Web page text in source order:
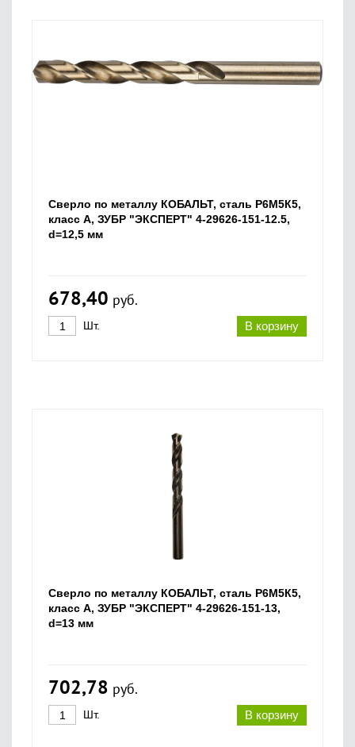
Сверло по металлу КОБАЛЬТ, сталь Р6М5К5,
класс А, ЗУБР "ЭКСПЕРТ" 4-29626-151-12.5,
d=12,5 мм
678,40 руб.
В корзину
Шт.
Сверло по металлу КОБАЛЬТ, сталь Р6М5К5,
класс А, ЗУБР "ЭКСПЕРТ" 4-29626-151-13,
d=13 мм
702,78 руб.
В корзину
Шт.